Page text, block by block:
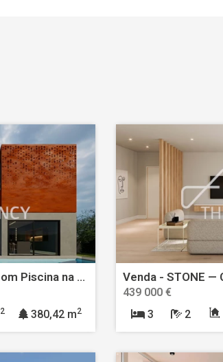
Venda - Moradia T4 Nova com Piscina na Aroeira | Junto ao Golf e a 3 Minutos da Praia
2 380,42 m2
439 000 €
3
2